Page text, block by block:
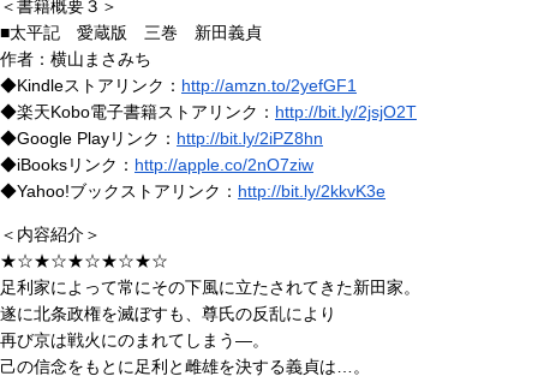
＜書籍概要３＞
■太平記 愛蔵版 三巻 新田義貞
作者：横山まさみち
◆Kindleストアリンク： http://amzn.to/2yefGF1
◆楽天Kobo電子書籍ストアリンク： http://bit.ly/2jsjO2T
◆Google Playリンク： http://bit.ly/2iPZ8hn
◆iBooksリンク： http://apple.co/2nO7ziw
◆Yahoo!ブックストアリンク： http://bit.ly/2kkvK3e
＜内容紹介＞
★☆★☆★☆★☆★☆
足利家によって常にその下風に立たされてきた新田家。
遂に北条政権を滅ぼすも、尊氏の反乱により
再び京は戦火にのまれてしまう―。
己の信念をもとに足利と雌雄を決する義貞は…。